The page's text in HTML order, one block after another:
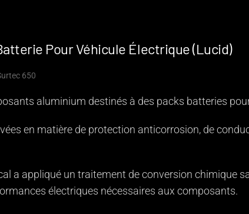
Pour Véhicule Électrique (Lucid)
650
aluminium destinés à des packs batteries
en matière de protection anticorrosion, de
a appliqué un traitement de conversion chimique
électriques nécessaires aux composants.